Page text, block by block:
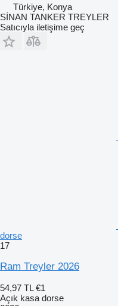
Türkiye, Konya
SİNAN TANKER TREYLER
Satıcıyla iletişime geç
dorse
17
Ram Treyler 2026
54,97 TL €1
Açık kasa dorse